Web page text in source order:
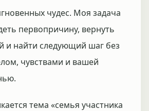
чудес. Моя задача
первопричину, вернуть
и найти следующий шаг без
чувствами и вашей
тема «семья участника